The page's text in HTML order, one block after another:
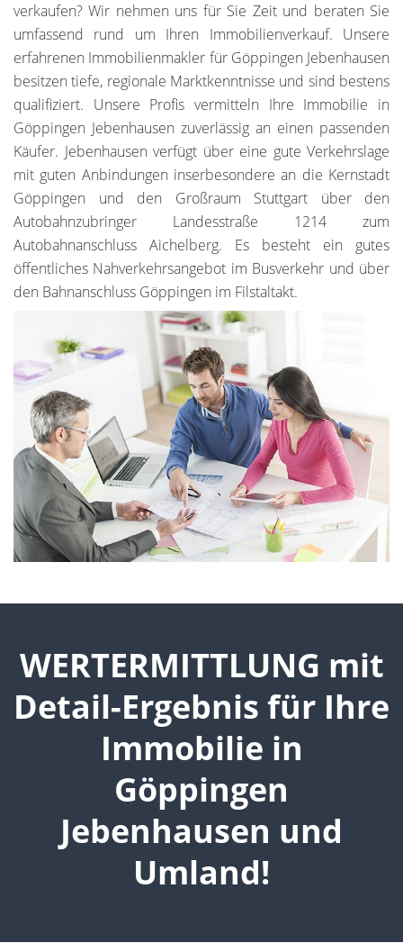
verkaufen? Wir nehmen uns für Sie Zeit und beraten Sie
umfassend rund um Ihren Immobilienverkauf. Unsere
erfahrenen Immobilienmakler für Göppingen Jebenhausen
besitzen tiefe, regionale Marktkenntnisse und sind bestens
qualifiziert. Unsere Profis vermitteln Ihre Immobilie in
Göppingen Jebenhausen zuverlässig an einen passenden
Käufer. Jebenhausen verfügt über eine gute Verkehrslage
mit guten Anbindungen inserbesondere an die Kernstadt
Göppingen und den Großraum Stuttgart über den
Autobahnzubringer Landesstraße 1214 zum
Autobahnanschluss Aichelberg. Es besteht ein gutes
öffentliches Nahverkehrsangebot im Busverkehr und über
den Bahnanschluss Göppingen im Filstaltakt.
WERTERMITTLUNG mit
Detail-Ergebnis für Ihre
Immobilie in
Göppingen
Jebenhausen und
Umland!